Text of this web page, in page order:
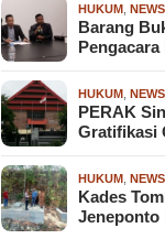
HUKUM ,NEWS
Barang
HUKUM ,NEWS
PERAK
Gratifikasi
HUKUM ,NEWS
Kades